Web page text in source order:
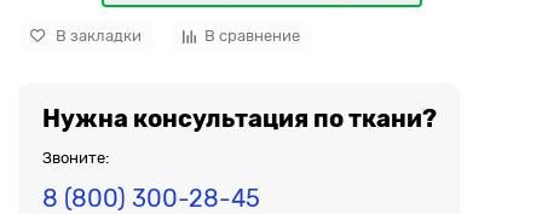
В закладки В сравнение
Нужна консультация по ткани?
Звоните:
8 (800) 300-28-45